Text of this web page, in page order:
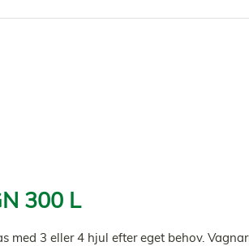
300 L
3 eller 4 hjul efter eget behov.